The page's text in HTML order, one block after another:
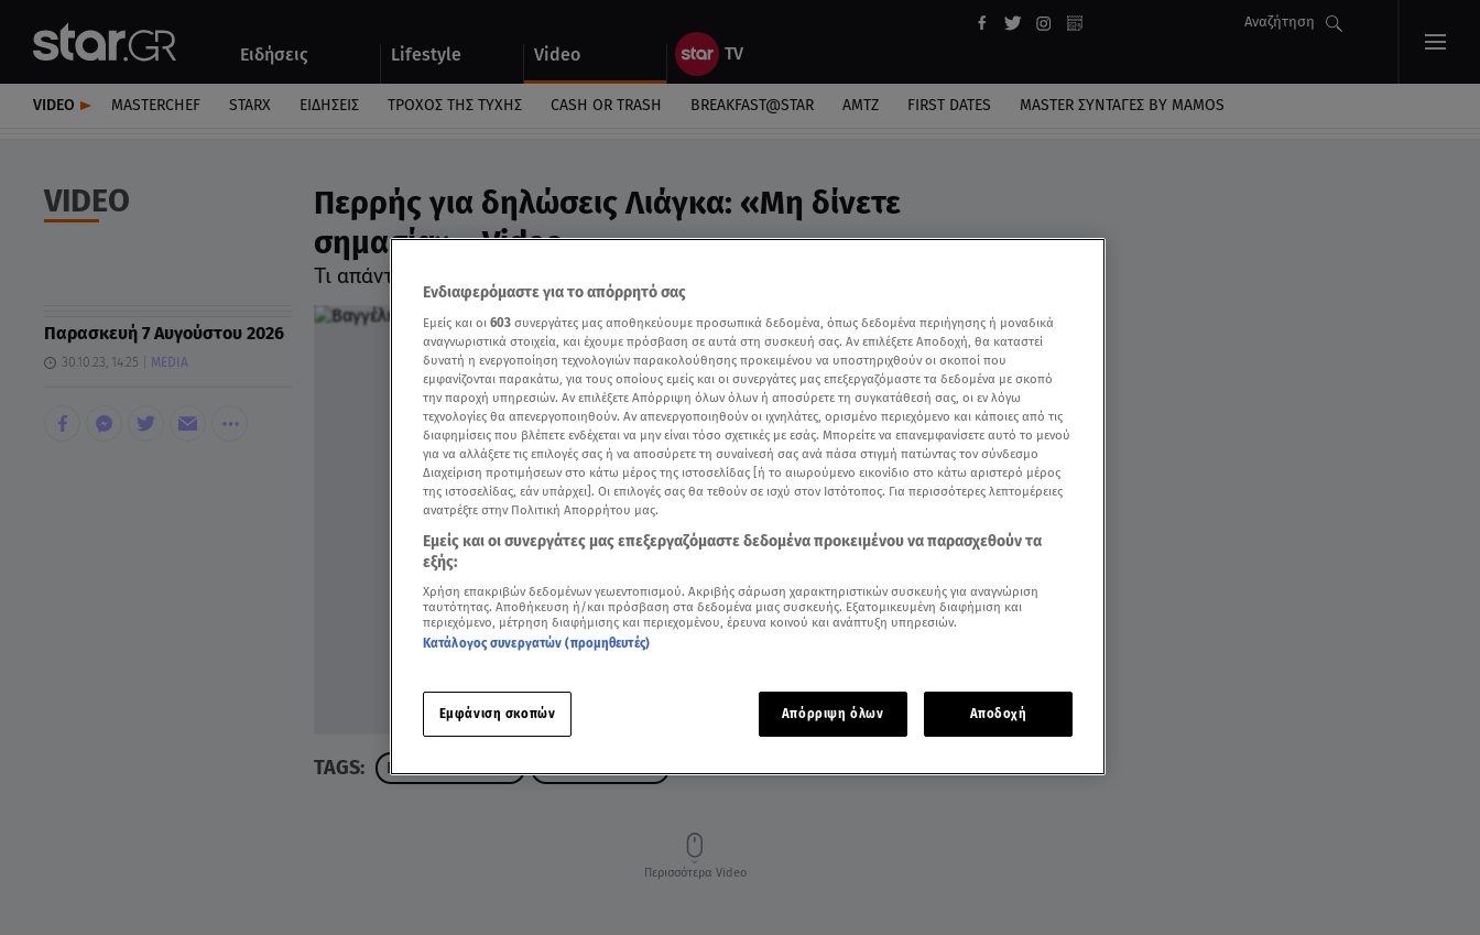
Ειδήσεις Lifestyle Video
Αναζήτηση
Αυτοκίνητο
VIDEO MASTERCHEF STARX ΕΙΔΉΣΕΙΣ ΤΡΟΧΌΣ ΤΗΣ ΤΎΧΗΣ CASH OR TRASH BREAKFAST@STAR ΑΜΤΖ FIRST DATES MASTER ΣΥΝΤΑΓΈΣ BY MAMOS
VIDEO
Περρής για δηλώσεις Λιάγκα: «Μη δίνετε
σημασία» - Video
Τι απάντησε ο δημοσιογράφος
Παρασκευή 7 Αυγούστου 2026
30.10.23, 14:25 MEDIA
TAGS: ΒΑΓΓΕΛΗΣ ΠΕΡΡΗΣ
Περισσότερα Video
Ενδιαφερόμαστε για το απόρρητό σας
Εμείς και οι 603 συνεργάτες μας αποθηκεύουμε προσωπικά δεδομένα, όπως δεδομένα περιήγησης ή μοναδικά
αναγνωριστικά στοιχεία, και έχουμε πρόσβαση σε αυτά στη συσκευή σας. Αν επιλέξετε Αποδοχή, θα καταστεί
δυνατή η ενεργοποίηση τεχνολογιών παρακολούθησης προκειμένου να υποστηριχθούν οι σκοποί που
εμφανίζονται παρακάτω, για τους οποίους εμείς και οι συνεργάτες μας επεξεργαζόμαστε τα δεδομένα με σκοπό
την παροχή υπηρεσιών. Αν επιλέξετε Απόρριψη όλων όλων ή αποσύρετε τη συγκατάθεσή σας, οι εν λόγω
τεχνολογίες θα απενεργοποιηθούν. Αν απενεργοποιηθούν οι ιχνηλάτες, ορισμένο περιεχόμενο και κάποιες από τις
διαφημίσεις που βλέπετε ενδέχεται να μην είναι τόσο σχετικές με εσάς. Μπορείτε να επανεμφανίσετε αυτό το μενού
για να αλλάξετε τις επιλογές σας ή να αποσύρετε τη συναίνεσή σας ανά πάσα στιγμή πατώντας τον σύνδεσμο
Διαχείριση προτιμήσεων στο κάτω μέρος της ιστοσελίδας [ή το αιωρούμενο εικονίδιο στο κάτω αριστερό μέρος
της ιστοσελίδας, εάν υπάρχει]. Οι επιλογές σας θα τεθούν σε ισχύ στον Ιστότοπος. Για περισσότερες λεπτομέρειες
ανατρέξτε στην Πολιτική Απορρήτου μας.
Εμείς και οι συνεργάτες μας επεξεργαζόμαστε δεδομένα προκειμένου να παρασχεθούν τα
εξής:
Χρήση επακριβών δεδομένων γεωεντοπισμού. Ακριβής σάρωση χαρακτηριστικών συσκευής για αναγνώριση
ταυτότητας. Αποθήκευση ή/και πρόσβαση στα δεδομένα μιας συσκευής. Εξατομικευμένη διαφήμιση και
περιεχόμενο, μέτρηση διαφήμισης και περιεχομένου, έρευνα κοινού και ανάπτυξη υπηρεσιών.
Κατάλογος συνεργατών (προμηθευτές)
Εμφάνιση σκοπών Απόρριψη όλων Αποδοχή